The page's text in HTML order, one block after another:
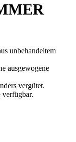
unbehandeltem
ausgewogene
vergütet.